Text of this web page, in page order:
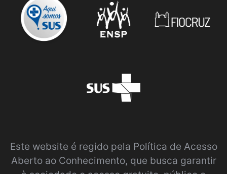
Este website é regido pela Política de Acesso
Aberto ao Conhecimento, que busca garantir